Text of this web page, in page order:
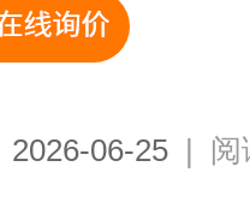
2026-06-25 | 阅